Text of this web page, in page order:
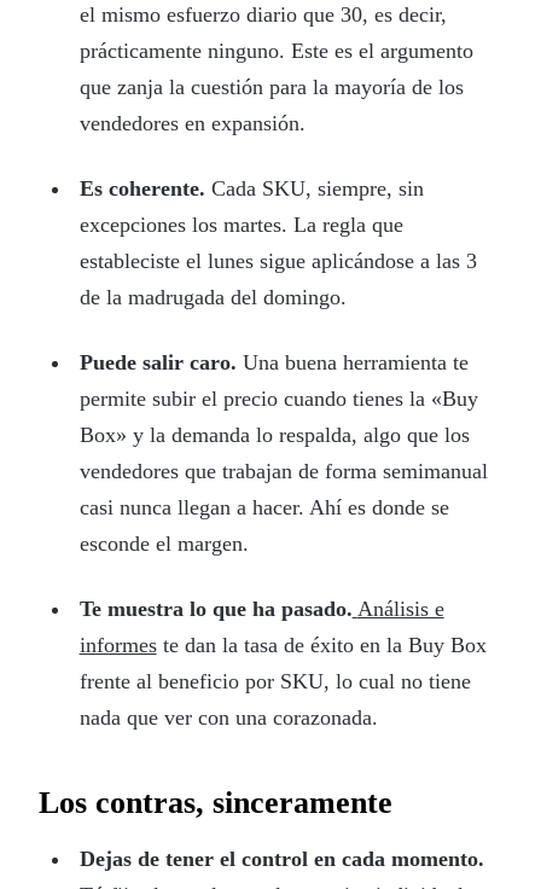
el mismo esfuerzo diario que 30, es decir,
prácticamente ninguno. Este es el argumento
que zanja la cuestión para la mayoría de los
vendedores en expansión.
Es coherente. Cada SKU, siempre, sin
excepciones los martes. La regla que
estableciste el lunes sigue aplicándose a las 3
de la madrugada del domingo.
Puede salir caro. Una buena herramienta te
permite subir el precio cuando tienes la «Buy
Box» y la demanda lo respalda, algo que los
vendedores que trabajan de forma semimanual
casi nunca llegan a hacer. Ahí es donde se
esconde el margen.
Te muestra lo que ha pasado. Análisis e
informeste dan la tasa de éxito en la Buy Box
frente al beneficio por SKU, lo cual no tiene
nada que ver con una corazonada.
Los contras, sinceramente
Dejas de tener el control en cada momento.